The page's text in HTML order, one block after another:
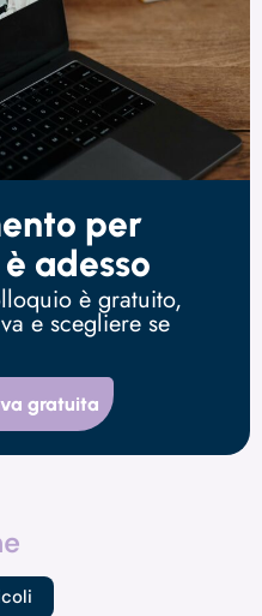
per
adesso
è gratuito,
e scegliere se
gratuita